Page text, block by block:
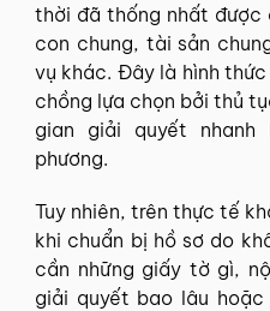
thời đã thống nhất được
con chung, tài sản
vụ khác. Đây là hình
chồng lựa chọn bởi thủ
gian giải quyết
phương.
Tuy nhiên, trên thực tế
khi chuẩn bị hồ sơ do
cần những giấy tờ gì,
giải quyết bao lâu